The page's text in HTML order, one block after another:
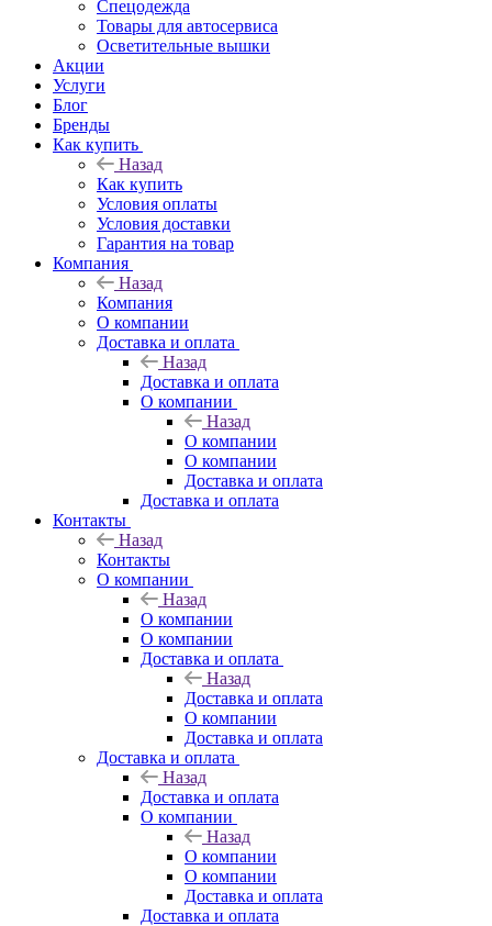
Спецодежда
Товары для автосервиса
Осветительные вышки
Акции
Услуги
Блог
Бренды
Как купить
Назад
Как купить
Условия оплаты
Условия доставки
Гарантия на товар
Компания
Назад
Компания
О компании
Доставка и оплата
Назад
Доставка и оплата
О компании
Назад
О компании
О компании
Доставка и оплата
Доставка и оплата
Контакты
Назад
Контакты
О компании
Назад
О компании
О компании
Доставка и оплата
Назад
Доставка и оплата
О компании
Доставка и оплата
Доставка и оплата
Назад
Доставка и оплата
О компании
Назад
О компании
О компании
Доставка и оплата
Доставка и оплата